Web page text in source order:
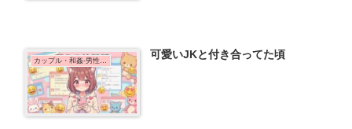
カップル・和姦-男性の体験談 可愛いJKと付き合ってた頃